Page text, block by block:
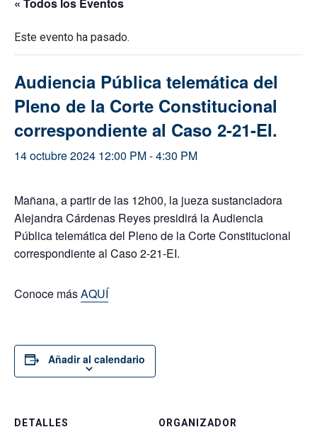
Este evento ha pasado.
Audiencia Pública telemática del
Pleno de la Corte Constitucional
correspondiente al Caso 2-21-EI.
14 octubre 2024 12:00 PM-4:30 PM
Mañana, a partir de las 12h00, la jueza sustanciadora
Alejandra Cárdenas Reyes presidirá la Audiencia
Pública telemática del Pleno de la Corte Constitucional
correspondiente al Caso 2-21-EI.
Conoce másAQUÍ
Añadir al calendario
DETALLES ORGANIZADOR